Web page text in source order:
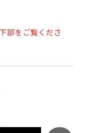
ください。
部をご覧くださ